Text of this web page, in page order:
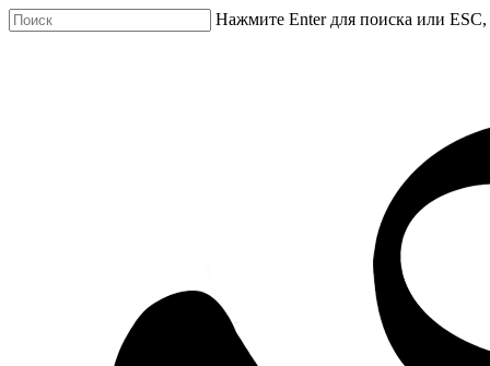
Нажмите Enter для поиска или ESC,